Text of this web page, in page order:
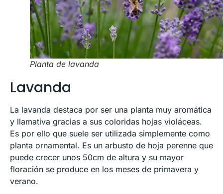
Planta de lavanda
Lavanda
La lavanda destaca por ser una planta muy aromática
y llamativa gracias a sus coloridas hojas violáceas.
Es por ello que suele ser utilizada simplemente como
planta ornamental. Es un arbusto de hoja perenne que
puede crecer unos 50cm de altura y su mayor
floración se produce en los meses de primavera y
verano.